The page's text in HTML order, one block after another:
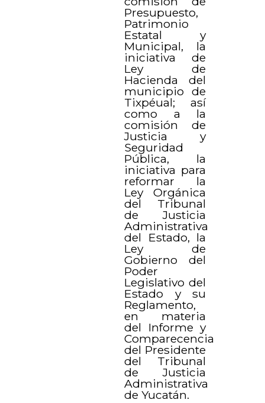
Presupuesto,
Patrimonio
Estatal y
Municipal, la
iniciativa de
Ley de
Hacienda del
municipio de
Tixpéual; así
como a la
comisión de
Justicia y
Seguridad
Pública, la
iniciativa para
reformar la
Ley Orgánica
del Tribunal
de Justicia
Administrativa
del Estado, la
Ley de
Gobierno del
Poder
Legislativo del
Estado y su
Reglamento,
en materia
del Informe y
Comparecencia
del Presidente
del Tribunal
de Justicia
Administrativa
de Yucatán.